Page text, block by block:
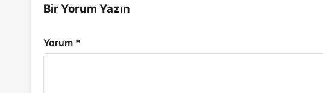
Bir Yorum Yazın
Yorum *